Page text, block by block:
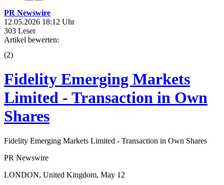
PR Newswire
12.05.2026 18:12 Uhr
303 Leser
Artikel bewerten:
(2)
Fidelity Emerging Markets
Limited - Transaction in Own
Shares
Fidelity Emerging Markets Limited - Transaction in Own Shares
PR Newswire
LONDON, United Kingdom, May 12